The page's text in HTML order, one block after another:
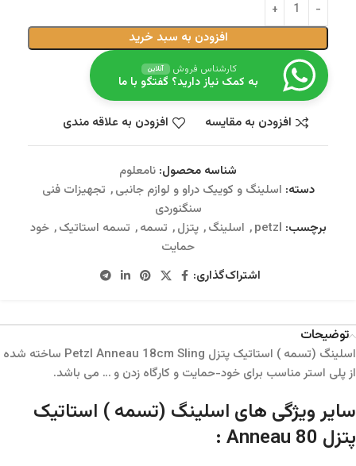
افزودن به سبد خرید
کارشناس فروش آنلاین
به کمک نیاز دارید؟ گفتگو با ما
افزودن به مقایسه افزودن به علاقه مندی
شناسه محصول: نامعلوم
دسته: اسلینگ و کوییک دراو و لوازم جانبی, تجهیزات فنی
سنگنوردی
برچسب: petzl
, اسلینگ, پتزل, تسمه, تسمه استاتیک, خود
حمایت
اشتراک‌گذاری:
توضیحات
اسلینگ (تسمه ) استاتیک پتزل Petzl Anneau 18cm Sling ساخته شده
از پلی استر مناسب برای خود-حمایت و کارگاه زدن و … می باشد.
سایر ویژگی های اسلینگ (تسمه ) استاتیک
پتزل Anneau 80 :